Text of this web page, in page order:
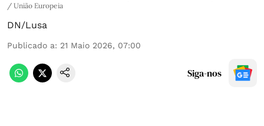
/ União Europeia
DN/Lusa
Publicado a: 21 Maio 2026, 07:00
Siga-nos